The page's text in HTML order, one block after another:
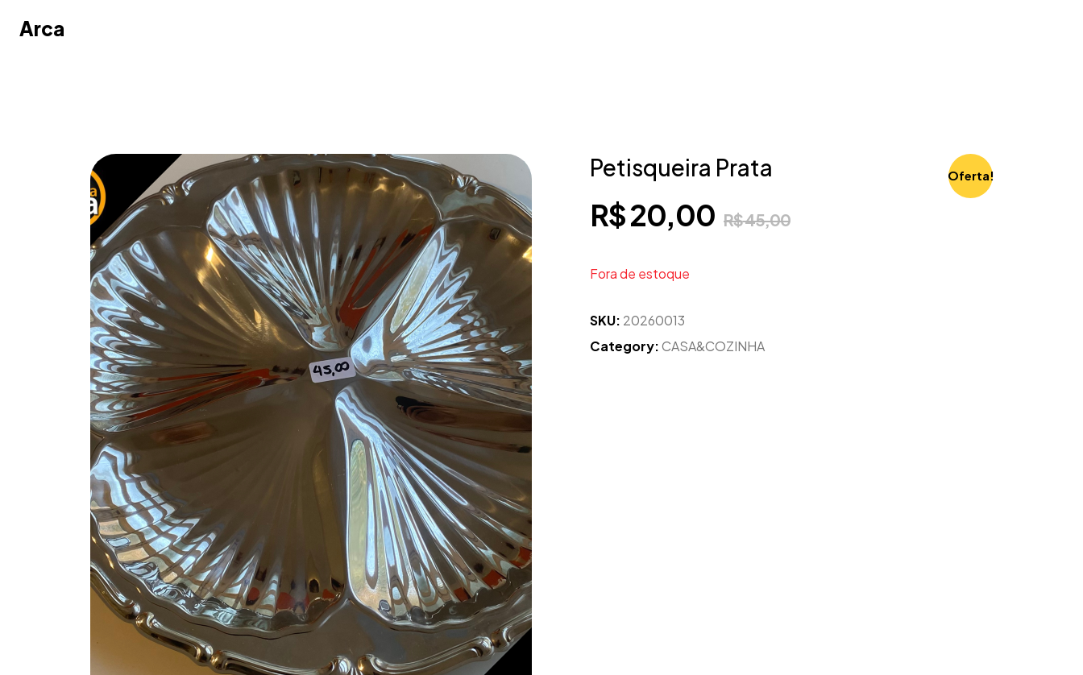
Arca
Arca
Oferta!
Petisqueira Prata
R$45,00
R$20,00
Fora de estoque
SKU: 20260013
Category:CASA&COZINHA